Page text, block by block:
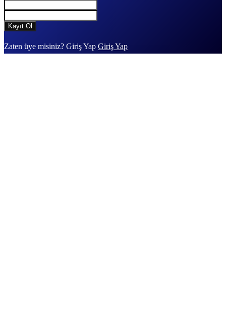
Zaten üye misiniz? Giriş Yap Giriş Yap